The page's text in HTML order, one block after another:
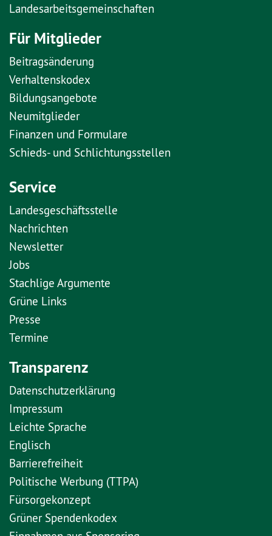
Landesarbeitsgemeinschaften
Für Mitglieder
Beitragsänderung
Verhaltenskodex
Bildungsangebote
Neumitglieder
Finanzen und Formulare
Schieds- und Schlichtungsstellen
Service
Landesgeschäftsstelle
Nachrichten
Newsletter
Jobs
Stachlige Argumente
Grüne Links
Presse
Termine
Transparenz
Datenschutzerklärung
Impressum
Leichte Sprache
Englisch
Barrierefreiheit
Politische Werbung (TTPA)
Fürsorgekonzept
Grüner Spendenkodex